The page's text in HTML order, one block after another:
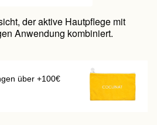
der aktive Hautpflege mit
Anwendung kombiniert.
über +100€